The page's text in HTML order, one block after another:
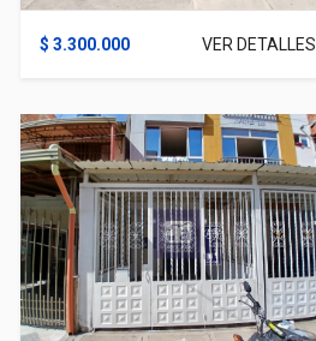
$ 3.300.000 VER DETALLES